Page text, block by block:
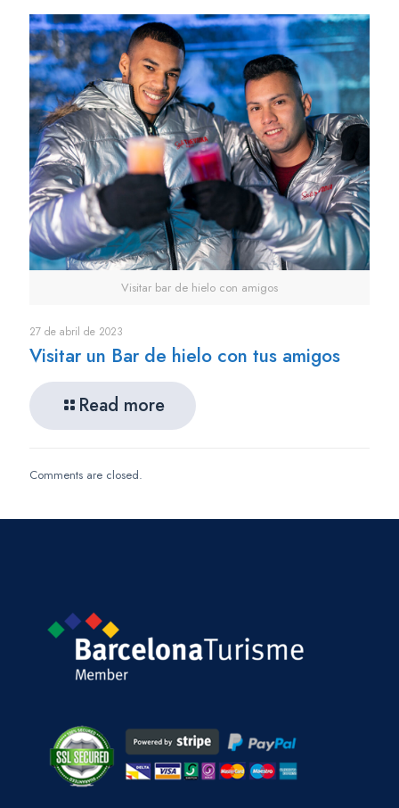
Visitar bar de hielo con amigos
27 de abril de 2023
Visitar un Bar de hielo con tus amigos
Read more
Comments are closed.